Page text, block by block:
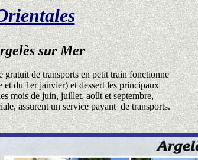
sur Mer
gratuit de transports en petit train fonctionne
du 1er janvier) et dessert les principaux
mois de juin, juillet, août et septembre,
assurent un service payant de transports.